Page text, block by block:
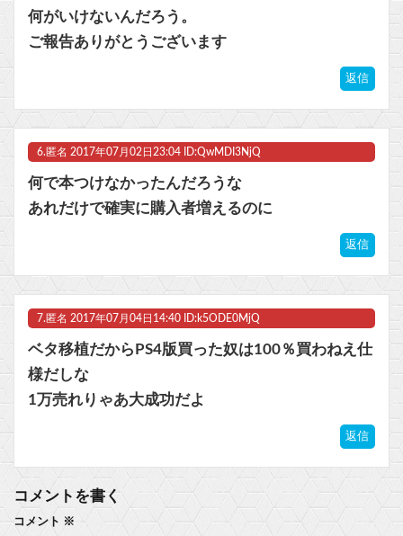
何がいけないんだろう。
ご報告ありがとうございます
返信
6. 匿名 2017年07月02日23:04 ID:QwMDI3NjQ
何で本つけなかったんだろうな
あれだけで確実に購入者増えるのに
返信
7. 匿名 2017年07月04日14:40 ID:k5ODE0MjQ
ベタ移植だからPS4版買った奴は100％買わねえ仕
様だしな
1万売れりゃあ大成功だよ
返信
コメントを書く
コメント ※